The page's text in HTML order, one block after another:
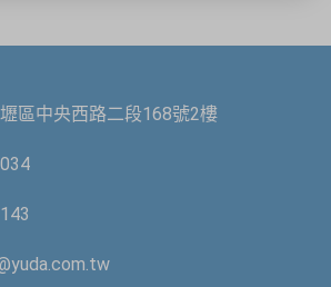
區中央西路二段168號2樓